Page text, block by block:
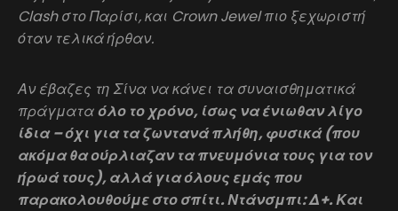
Clash στο Παρίσι, και Crown Jewel πιο ξεχωριστή
όταν τελικά ήρθαν.
Αν έβαζες τη Σίνα να κάνει τα συναισθηματικά
πράγματαόλο το χρόνο, ίσως να ένιωθαν λίγο
ίδια – όχι για τα ζωντανά πλήθη, φυσικά (που
ακόμα θα ούρλιαζαν τα πνευμόνια τους για τον
ήρωά τους), αλλά για όλους εμάς που
παρακολουθούμε στο σπίτι. Ντάνσμπι: Δ+. Και